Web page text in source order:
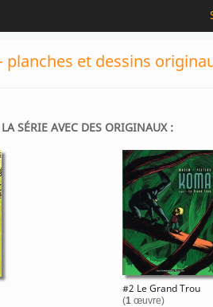
et dessins
SÉRIE AVEC DES ORIGINAUX :
#2 Le Grand Trou
(1 œuvre)